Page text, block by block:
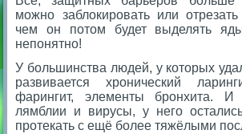
можно заблокировать или
чем он потом будет выделять
непонятно!
У большинства людей, у которых
развивается хронический
фарингит, элементы бронхита. И
лямблии и вирусы, у него
протекать с ещё более тяжёлыми